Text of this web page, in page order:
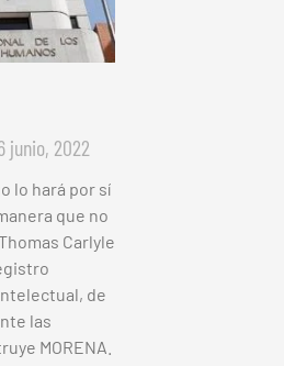
junio, 2022
lo hará por sí
que no
Carlyle
de
las
MORENA.